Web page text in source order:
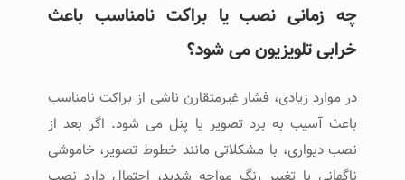
چه زمانی نصب یا براکت نامناسب باعث
خرابی تلویزیون می ‌شود؟
در موارد زیادی، فشار غیرمتقارن ناشی از براکت نامناسب
باعث آسیب به برد تصویر یا پنل می ‌شود. اگر بعد از
نصب دیواری، با مشکلاتی مانند خطوط تصویر، خاموشی